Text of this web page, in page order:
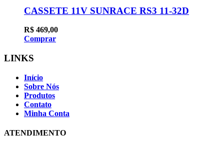
CASSETE 11V SUNRACE RS3 11-32D
R$ 469,00
Comprar
LINKS
Início
Sobre Nós
Produtos
Contato
Minha Conta
ATENDIMENTO